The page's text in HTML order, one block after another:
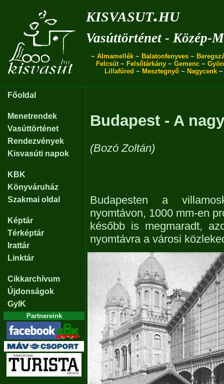
kisvasut.hu
Vasúttörténet - Közép-
~ Almamellék ~ Balatonfenyves ~
Felcsút~ Felsőtárkány ~ Gemenc ~
Lillafüred ~ Mesztegnyő~ Nagycenk
Főoldal
Menetrendek
Vasúttörténet
Rendezvények
Kisvasúti napok
KBK
Könyváruház
Szakmai oldal
Képtár
Térképtár
Irattár
Linktár
Cikkarchívum
Újdonságok
GyIK
Partnereink
Budapest - A
(Bozó Zoltán)
Budapesten a
nyomtávon, 1000 mm-en
később is megmaradt,
nyomtávra a városi